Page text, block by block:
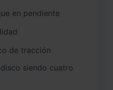
en pendiente
de tracción